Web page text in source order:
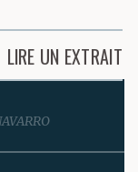
LIRE UN EXTRAIT